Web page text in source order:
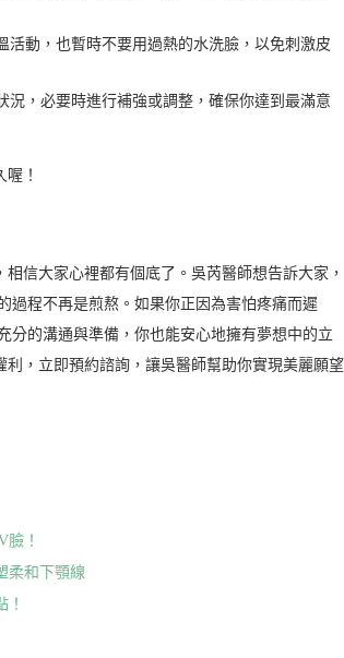
動，也暫時不要用過熱的水洗臉，以免刺激皮
，必要時進行補強或調整，確保你達到最滿意
！
信大家心裡都有個底了。吳芮醫師想告訴大家，
過程不再是煎熬。如果你正因為害怕疼痛而遲
分的溝通與準備，你也能安心地擁有夢想中的立
，立即預約諮詢，讓吳醫師幫助你實現美麗願望
！
柔和下顎線